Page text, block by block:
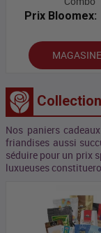
Prix Bloomex:
Nos paniers
friandises aussi
séduire pour un prix
luxueuses